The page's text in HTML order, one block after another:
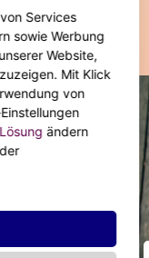
gefallen
Services
sowie Werbung
Website,
Mit Klick
von
ändern